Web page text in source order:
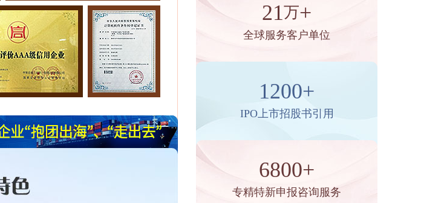
21万+
全球服务客户单位
1200+
IPO上市招股书引用
6800+
专精特新申报咨询服务